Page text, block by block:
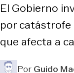
El Gobierno
por catástrofe
que afecta a
PorGuido